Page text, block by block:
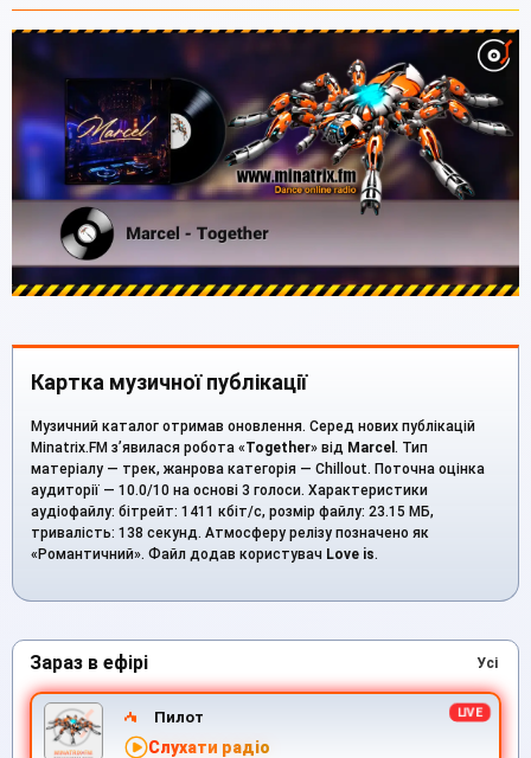
Картка музичної публікації
Музичний каталог отримав оновлення. Серед нових публікацій
Minatrix.FM з’явилася робота «Together» від Marcel . Тип
матеріалу — трек, жанрова категорія — Chillout. Поточна оцінка
аудиторії — 10.0/10 на основі 3 голоси. Характеристики
аудіофайлу: бітрейт: 1411 кбіт/с, розмір файлу: 23.15 МБ,
тривалість: 138 секунд. Атмосферу релізу позначено як
«Романтичний». Файл додав користувач Love is.
Зараз в ефірі Усі
Пилот
Слухати радіо